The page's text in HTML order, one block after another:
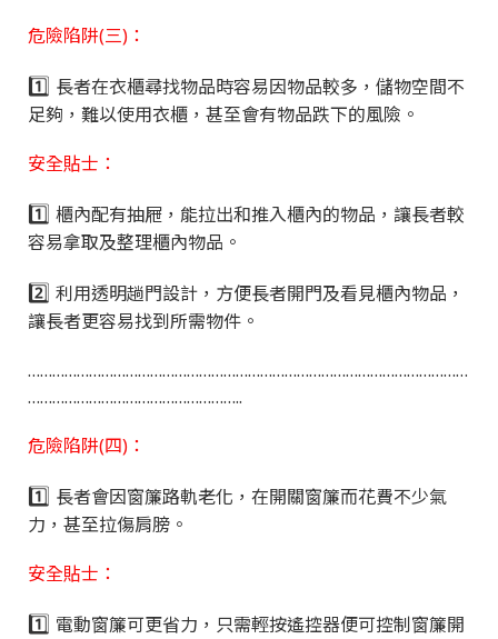
危險陷阱(三)：
1️⃣ 長者在衣櫃尋找物品時容易因物品較多，儲物空間不
足夠，難以使用衣櫃，甚至會有物品跌下的風險。
安全貼士：
1️⃣ 櫃內配有抽屜，能拉出和推入櫃內的物品，讓長者較
容易拿取及整理櫃內物品。
2️⃣ 利用透明趟門設計，方便長者開門及看見櫃內物品，
讓長者更容易找到所需物件。
………………………………………………………………………………………………
……………………………………………..
危險陷阱(四)：
1️⃣ 長者會因窗簾路軌老化，在開關窗簾而花費不少氣
力，甚至拉傷肩膀。
安全貼士：
1️⃣ 電動窗簾可更省力，只需輕按遙控器便可控制窗簾開